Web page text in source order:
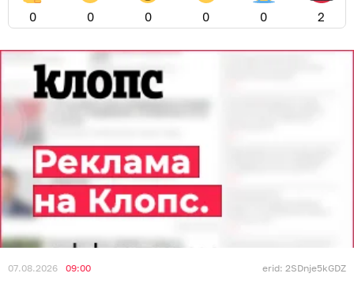
0 0 0 0 0 2
07.08.2026 09:00 erid: 2SDnje5kGDZ